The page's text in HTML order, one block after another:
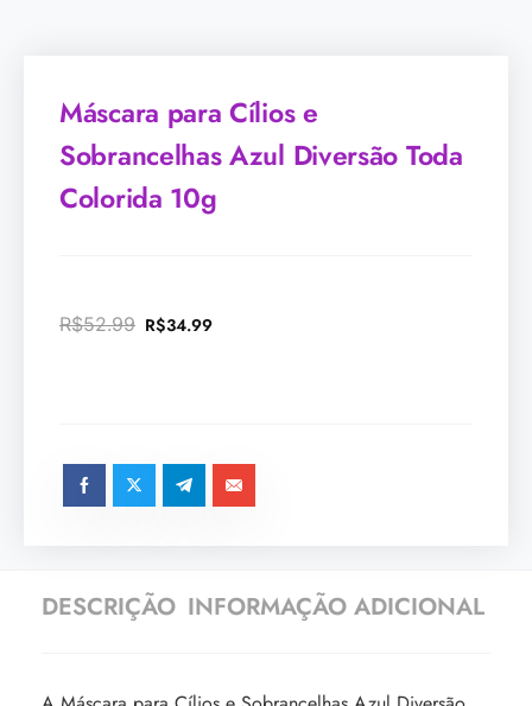
Máscara para Cílios e
Sobrancelhas Azul Diversão Toda
Colorida 10g
R$52.99 R$34.99
DESCRIÇÃO INFORMAÇÃO ADICIONAL